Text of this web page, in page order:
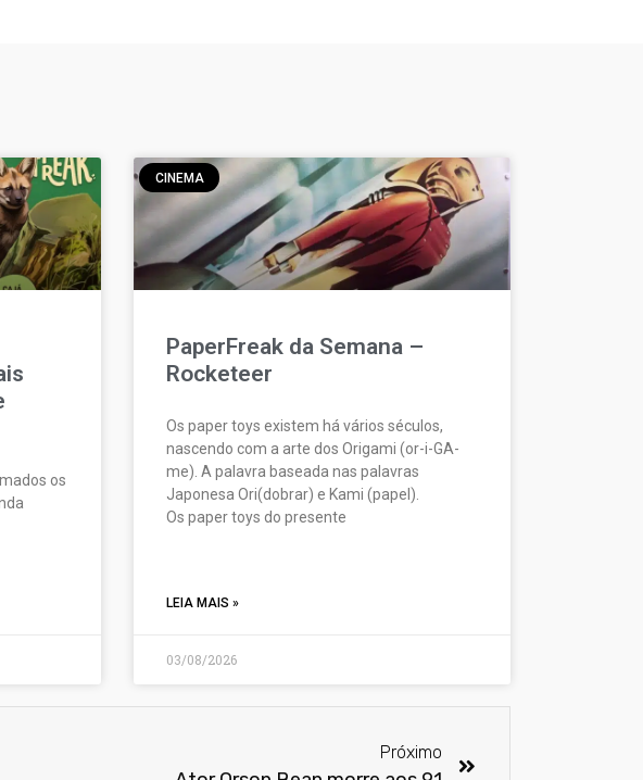
os
CINEMA
PaperFreak da Semana –
Rocketeer
Os paper toys existem há vários séculos,
nascendo com a arte dos Origami (or-i-GA-
me). A palavra baseada nas palavras
Japonesa Ori(dobrar) e Kami (papel).
Os paper toys do presente
LEIA MAIS »
03/08/2026
Próximo